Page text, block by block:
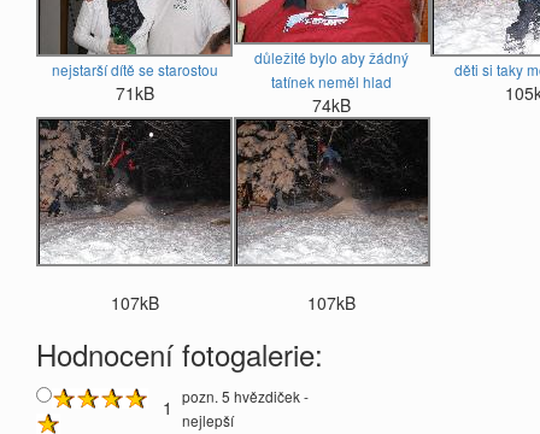
nejstarší dítě se starostou
71kB
důležité bylo aby žádný
tatínek neměl hlad
74kB
děti si taky
107kB 107kB
Hodnocení fotogalerie:
1
pozn. 5 hvězdiček -
nejlepší